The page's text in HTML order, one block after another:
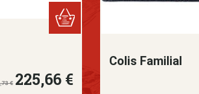
de base
€
Prix
225,66 €
Colis Familial